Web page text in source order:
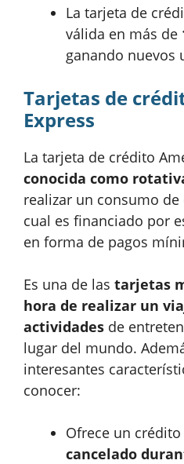
La tarjeta de
válida en más de
ganando nuevos
Tarjetas de
Express
La tarjeta de crédito
conocida como
realizar un consumo
cual es financiado por
en forma de pagos
Es una de las tarjetas
hora de realizar un
actividades de
lugar del mundo.
interesantes
conocer:
Ofrece un
cancelado